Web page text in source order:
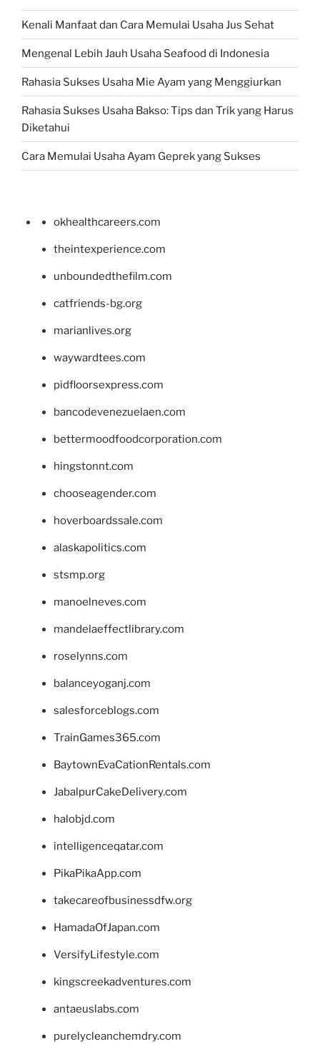
Kenali Manfaat dan Cara Memulai Usaha Jus Sehat
Mengenal Lebih Jauh Usaha Seafood di Indonesia
Rahasia Sukses Usaha Mie Ayam yang Menggiurkan
Rahasia Sukses Usaha Bakso: Tips dan Trik yang Harus
Diketahui
Cara Memulai Usaha Ayam Geprek yang Sukses
okhealthcareers.com
theintexperience.com
unboundedthefilm.com
catfriends-bg.org
marianlives.org
waywardtees.com
pidfloorsexpress.com
bancodevenezuelaen.com
bettermoodfoodcorporation.com
hingstonnt.com
chooseagender.com
hoverboardssale.com
alaskapolitics.com
stsmp.org
manoelneves.com
mandelaeffectlibrary.com
roselynns.com
balanceyoganj.com
salesforceblogs.com
TrainGames365.com
BaytownEvaCationRentals.com
JabalpurCakeDelivery.com
halobjd.com
intelligenceqatar.com
PikaPikaApp.com
takecareofbusinessdfw.org
HamadaOfJapan.com
VersifyLifestyle.com
kingscreekadventures.com
antaeuslabs.com
purelycleanchemdry.com